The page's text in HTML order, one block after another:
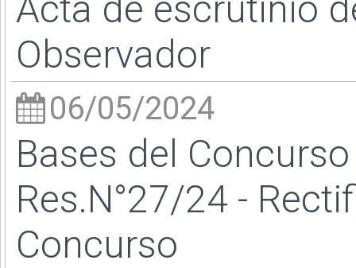
Observador
06/05/2024
Bases del
Res.N°27/24 -
Concurso